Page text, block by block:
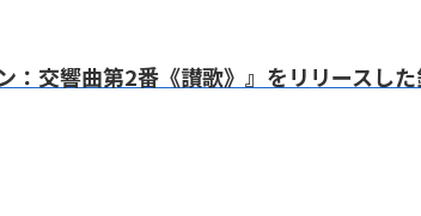
：交響曲第2番《讃歌》』をリリースし